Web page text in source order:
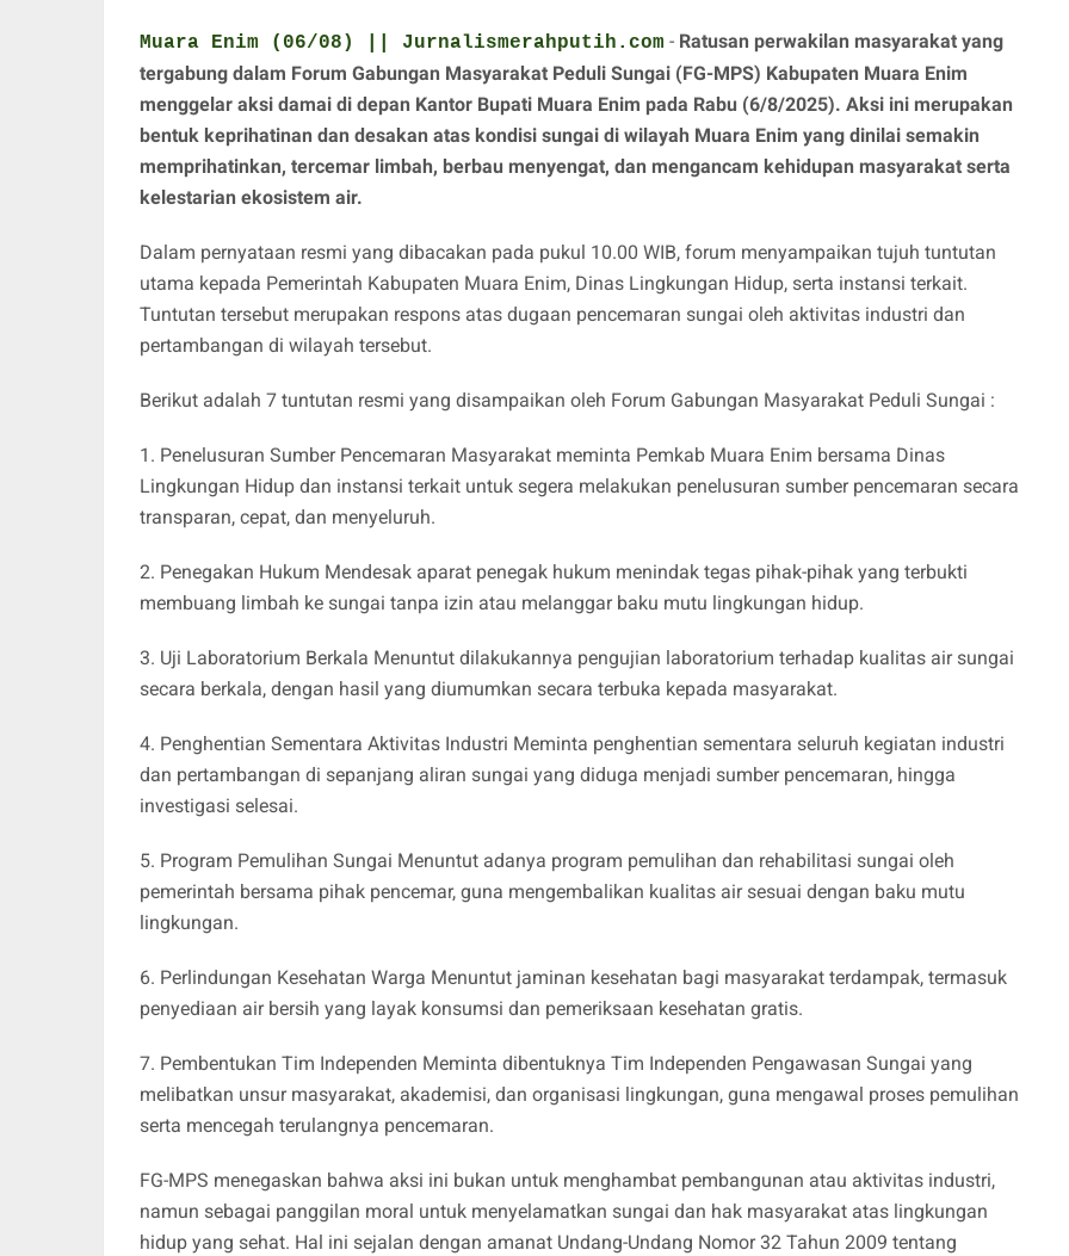
Muara Enim (06/08) || Jurnalismerahputih.com - Ratusan perwakilan masyarakat yang
tergabung dalam Forum Gabungan Masyarakat Peduli Sungai (FG-MPS) Kabupaten Muara Enim
menggelar aksi damai di depan Kantor Bupati Muara Enim pada Rabu (6/8/2025). Aksi ini merupakan
bentuk keprihatinan dan desakan atas kondisi sungai di wilayah Muara Enim yang dinilai semakin
memprihatinkan, tercemar limbah, berbau menyengat, dan mengancam kehidupan masyarakat serta
kelestarian ekosistem air.
Dalam pernyataan resmi yang dibacakan pada pukul 10.00 WIB, forum menyampaikan tujuh tuntutan
utama kepada Pemerintah Kabupaten Muara Enim, Dinas Lingkungan Hidup, serta instansi terkait.
Tuntutan tersebut merupakan respons atas dugaan pencemaran sungai oleh aktivitas industri dan
pertambangan di wilayah tersebut.
Berikut adalah 7 tuntutan resmi yang disampaikan oleh Forum Gabungan Masyarakat Peduli Sungai :
1. Penelusuran Sumber Pencemaran Masyarakat meminta Pemkab Muara Enim bersama Dinas
Lingkungan Hidup dan instansi terkait untuk segera melakukan penelusuran sumber pencemaran secara
transparan, cepat, dan menyeluruh.
2. Penegakan Hukum Mendesak aparat penegak hukum menindak tegas pihak-pihak yang terbukti
membuang limbah ke sungai tanpa izin atau melanggar baku mutu lingkungan hidup.
3. Uji Laboratorium Berkala Menuntut dilakukannya pengujian laboratorium terhadap kualitas air sungai
secara berkala, dengan hasil yang diumumkan secara terbuka kepada masyarakat.
4. Penghentian Sementara Aktivitas Industri Meminta penghentian sementara seluruh kegiatan industri
dan pertambangan di sepanjang aliran sungai yang diduga menjadi sumber pencemaran, hingga
investigasi selesai.
5. Program Pemulihan Sungai Menuntut adanya program pemulihan dan rehabilitasi sungai oleh
pemerintah bersama pihak pencemar, guna mengembalikan kualitas air sesuai dengan baku mutu
lingkungan.
6. Perlindungan Kesehatan Warga Menuntut jaminan kesehatan bagi masyarakat terdampak, termasuk
penyediaan air bersih yang layak konsumsi dan pemeriksaan kesehatan gratis.
7. Pembentukan Tim Independen Meminta dibentuknya Tim Independen Pengawasan Sungai yang
melibatkan unsur masyarakat, akademisi, dan organisasi lingkungan, guna mengawal proses pemulihan
serta mencegah terulangnya pencemaran.
FG-MPS menegaskan bahwa aksi ini bukan untuk menghambat pembangunan atau aktivitas industri,
namun sebagai panggilan moral untuk menyelamatkan sungai dan hak masyarakat atas lingkungan
hidup yang sehat. Hal ini sejalan dengan amanat Undang-Undang Nomor 32 Tahun 2009 tentang